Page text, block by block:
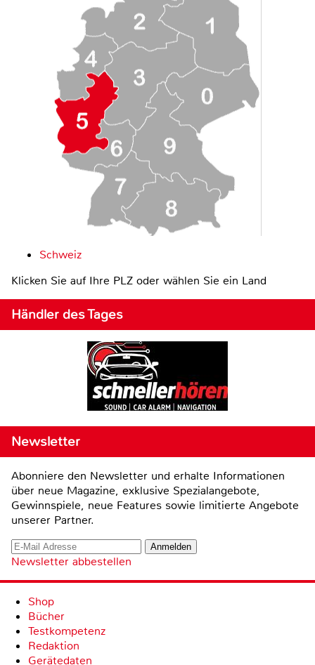
Schweiz
Klicken Sie auf Ihre PLZ oder wählen Sie ein Land
Händler des Tages
Newsletter
Abonniere den Newsletter und erhalte Informationen
über neue Magazine, exklusive Spezialangebote,
Gewinnspiele, neue Features sowie limitierte Angebote
unserer Partner.
Newsletter abbestellen
Shop
Bücher
Testkompetenz
Redaktion
Gerätedaten